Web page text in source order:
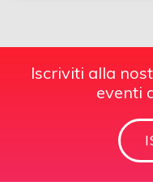
Iscriviti alla
eventi